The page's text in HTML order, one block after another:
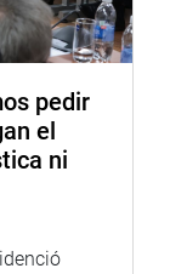
pedir
el
ni